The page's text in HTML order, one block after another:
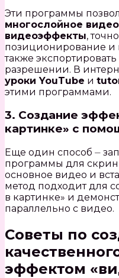
Эти программы
многослойное видео
видеоэффекты,
позиционирование и
также
разрешении. В
уроки YouTube и
этими программами.
3. Создание
картинке» с
Еще один способ ⏤
программы для
основное видео и
метод подходит для
в картинке» и
параллельно с видео.
Советы по
эффектом